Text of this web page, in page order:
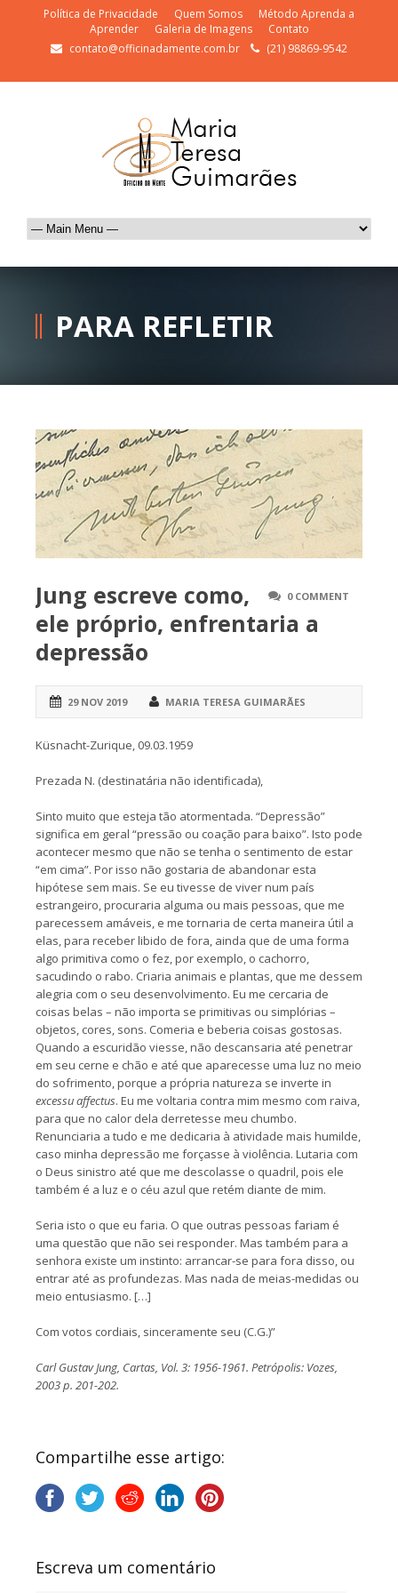
Política de Privacidade Quem Somos
Método Aprenda a
Aprender
Galeria de Imagens
Contato
contato@officinadamente.com.br
(21) 98869-9542
PARA REFLETIR
0 COMMENT
Jung escreve como,
ele próprio, enfrentaria a
depressão
29 NOV 2019 MARIA TERESA GUIMARÃES
Küsnacht-Zurique, 09.03.1959
Prezada N. (destinatária não identificada),
Sinto muito que esteja tão atormentada. “Depressão”
significa em geral “pressão ou coação para baixo”. Isto pode
acontecer mesmo que não se tenha o sentimento de estar
“em cima”. Por isso não gostaria de abandonar esta
hipótese sem mais. Se eu tivesse de viver num país
estrangeiro, procuraria alguma ou mais pessoas, que me
parecessem amáveis, e me tornaria de certa maneira útil a
elas, para receber libido de fora, ainda que de uma forma
algo primitiva como o fez, por exemplo, o cachorro,
sacudindo o rabo. Criaria animais e plantas, que me dessem
alegria com o seu desenvolvimento. Eu me cercaria de
coisas belas – não importa se primitivas ou simplórias –
objetos, cores, sons. Comeria e beberia coisas gostosas.
Quando a escuridão viesse, não descansaria até penetrar
em seu cerne e chão e até que aparecesse uma luz no meio
do sofrimento, porque a própria natureza se inverte in
excessu affectus. Eu me voltaria contra mim mesmo com raiva,
para que no calor dela derretesse meu chumbo.
Renunciaria a tudo e me dedicaria à atividade mais humilde,
caso minha depressão me forçasse à violência. Lutaria com
o Deus sinistro até que me descolasse o quadril, pois ele
também é a luz e o céu azul que retém diante de mim.
Seria isto o que eu faria. O que outras pessoas fariam é
uma questão que não sei responder. Mas também para a
senhora existe um instinto: arrancar-se para fora disso, ou
entrar até as profundezas. Mas nada de meias-medidas ou
meio entusiasmo. […]
Com votos cordiais, sinceramente seu (C.G.)”
Carl Gustav Jung, Cartas, Vol. 3: 1956-1961. Petrópolis: Vozes,
2003 p. 201-202.
Compartilhe esse artigo:
Escreva um comentário